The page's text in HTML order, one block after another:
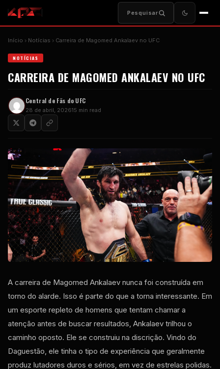
Pesquisar
Início Notícias Carreira de Magomed Ankalaev no UFC
NOTÍCIAS
CARREIRA DE MAGOMED ANKALAEV NO UFC
Central de Fãs do UFC
28 de abril, 202615 min read
A carreira de Magomed Ankalaev nunca foi construída em
torno do alarde. Isso é parte do que a torna interessante. Em
um esporte repleto de homens que tentam chamar a
atenção antes de buscar resultados, Ankalaev trilhou o
caminho oposto. Ele se construiu na discrição. Vindo do
Daguestão, ele tinha o tipo de experiência que geralmente
produz lutadores duros e sérios, em vez de estrelas polidas.